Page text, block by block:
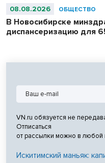
08.08.2026 ОБЩЕСТВО
В Новосибирске
диспансеризацию для
VN.ru обязуется не
Отписаться
от рассылки можно в любой
Искитимский маньяк: